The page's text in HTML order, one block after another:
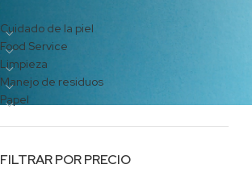
Cuidado de la piel
Food Service
Limpieza
Manejo de residuos
Papel
FILTRAR POR PRECIO